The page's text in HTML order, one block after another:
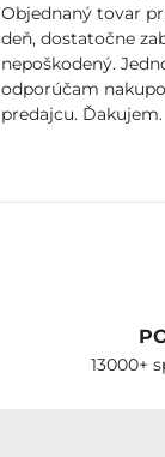
Objednaný tovar
deň, dostatočne
nepoškodený.
odporúčam
predajcu. Ďakujem.
13000+